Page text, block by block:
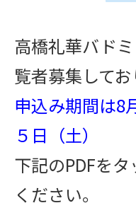
高橋礼華バド
覧者募集してお
申込み期間は8
５日（土）
下記のPDFを
ください。